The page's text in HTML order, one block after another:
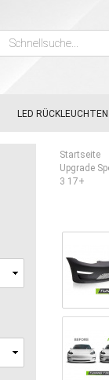
LED RÜCKLEUCHTEN
Startseite
Upgrade
3 17+